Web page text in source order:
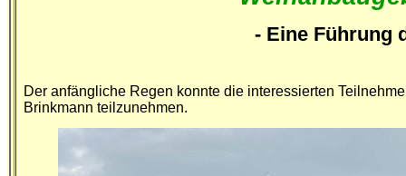
- Eine Führung
Der anfängliche Regen konnte die interessierten
Brinkmann teilzunehmen.